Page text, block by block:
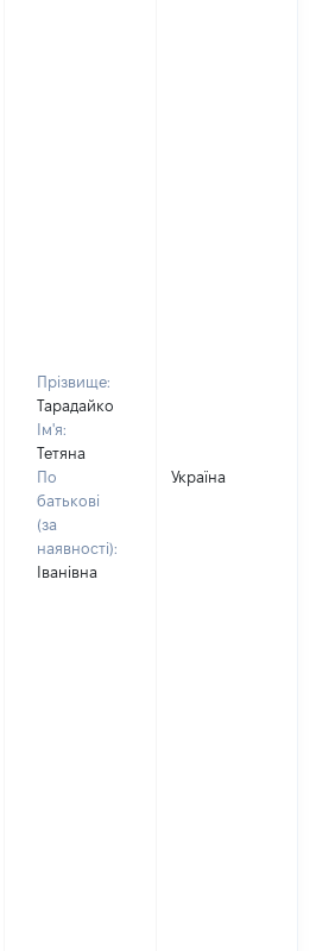
Прізвище:
Тарадайко
Ім'я:
Тетяна
По
батькові
(за
наявності):
Іванівна
Україна